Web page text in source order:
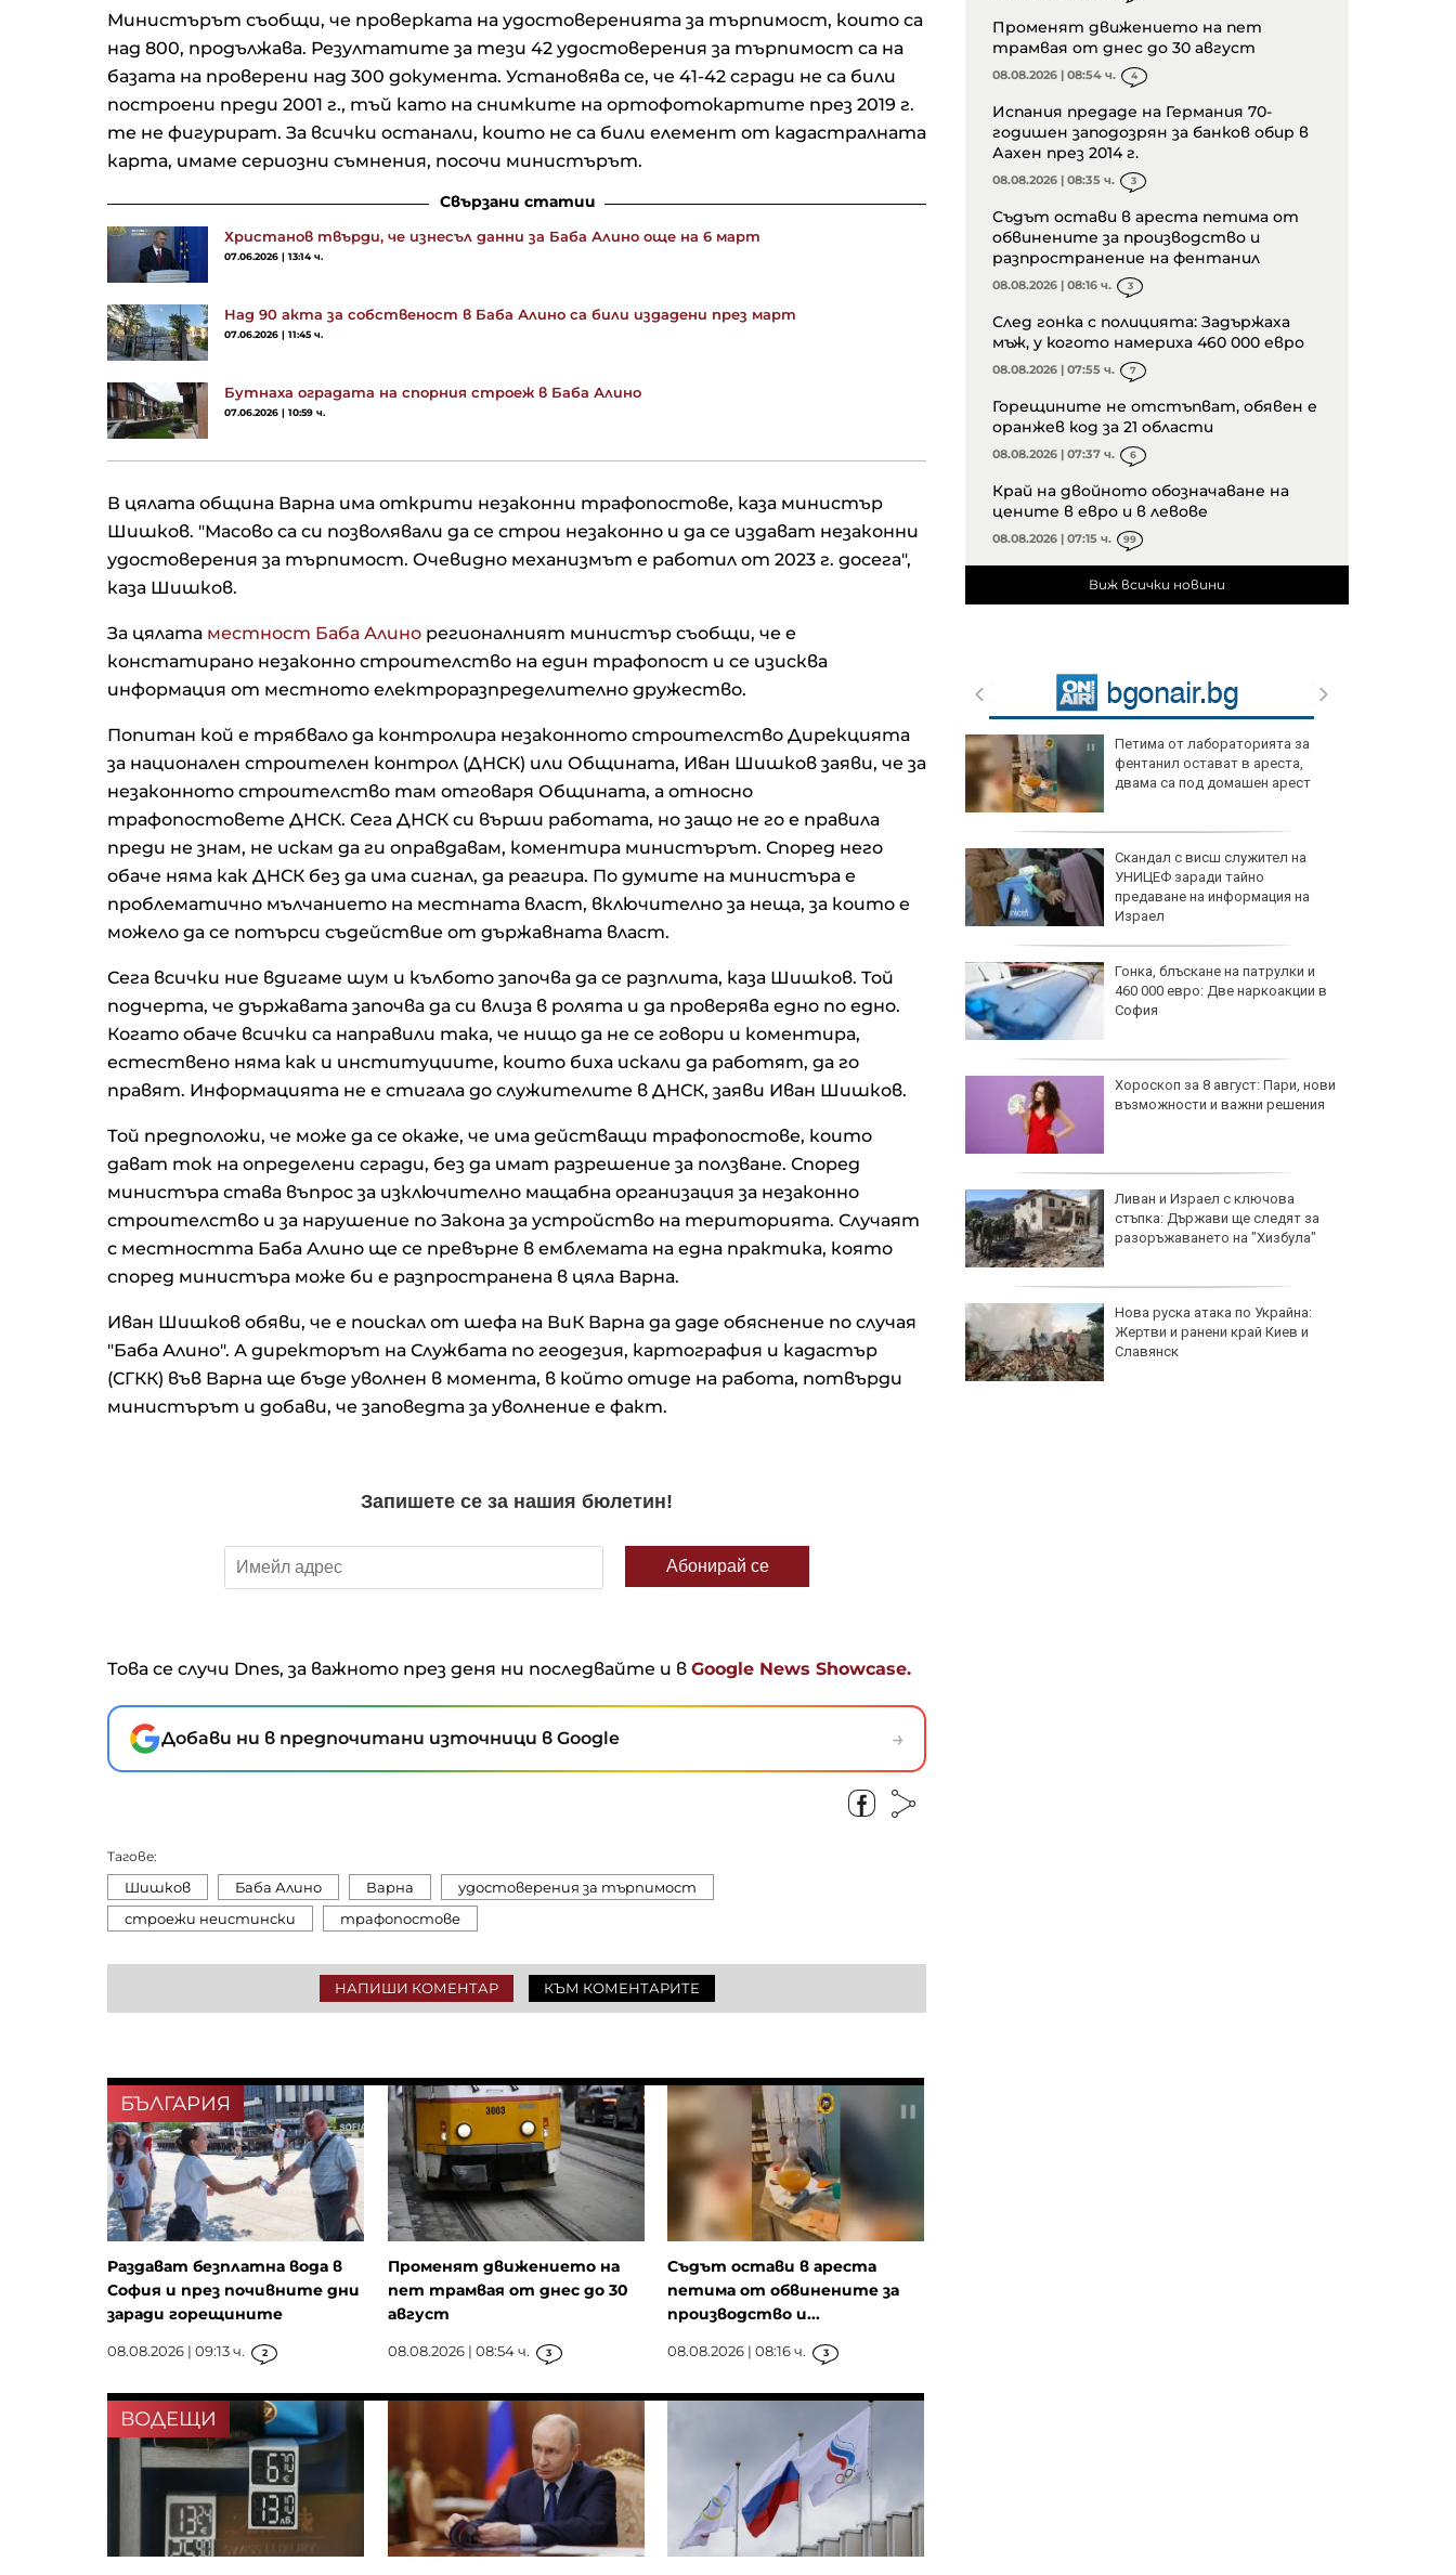
Министърът съобщи, че проверката на удостоверенията за търпимост, които са
над 800, продължава. Резултатите за тези 42 удостоверения за търпимост са на
базата на проверени над 300 документа. Установява се, че 41-42 сгради не са били
построени преди 2001 г., тъй като на снимките на ортофотокартите през 2019 г.
те не фигурират. За всички останали, които не са били елемент от кадастралната
карта, имаме сериозни съмнения, посочи министърът.
Свързани статии
Христанов твърди, че изнесъл данни за Баба Алино още на 6 март
07.06.2026 | 13:14 ч.
Над 90 акта за собственост в Баба Алино са били издадени през март
07.06.2026 | 11:45 ч.
Бутнаха оградата на спорния строеж в Баба Алино
07.06.2026 | 10:59 ч.
В цялата община Варна има открити незаконни трафопостове, каза министър
Шишков. "Масово са си позволявали да се строи незаконно и да се издават незаконни
удостоверения за търпимост. Очевидно механизмът е работил от 2023 г. досега",
каза Шишков.
За цялата местност Баба Алино регионалният министър съобщи, че е
констатирано незаконно строителство на един трафопост и се изисква
информация от местното електроразпределително дружество.
Попитан кой е трябвало да контролира незаконното строителство Дирекцията
за национален строителен контрол (ДНСК) или Общината, Иван Шишков заяви, че за
незаконното строителство там отговаря Общината, а относно
трафопостовете ДНСК. Сега ДНСК си върши работата, но защо не го е правила
преди не знам, не искам да ги оправдавам, коментира министърът. Според него
обаче няма как ДНСК без да има сигнал, да реагира. По думите на министъра е
проблематично мълчанието на местната власт, включително за неща, за които е
можело да се потърси съдействие от държавната власт.
Сега всички ние вдигаме шум и кълбото започва да се разплита, каза Шишков. Той
подчерта, че държавата започва да си влиза в ролята и да проверява едно по едно.
Когато обаче всички са направили така, че нищо да не се говори и коментира,
естествено няма как и институциите, които биха искали да работят, да го
правят. Информацията не е стигала до служителите в ДНСК, заяви Иван Шишков.
Той предположи, че може да се окаже, че има действащи трафопостове, които
дават ток на определени сгради, без да имат разрешение за ползване. Според
министъра става въпрос за изключително мащабна организация за незаконно
строителство и за нарушение по Закона за устройство на територията. Случаят
с местността Баба Алино ще се превърне в емблемата на една практика, която
според министъра може би е разпространена в цяла Варна.
Иван Шишков обяви, че е поискал от шефа на ВиК Варна да даде обяснение по случая
"Баба Алино". А директорът на Службата по геодезия, картография и кадастър
(СГКК) във Варна ще бъде уволнен в момента, в който отиде на работа, потвърди
министърът и добави, че заповедта за уволнение е факт.
Това се случи Dnes, за важното през деня ни последвайте и в Google News Showcase.
Добави ни в предпочитани източници в Google →
Тагове:
Шишков Баба Алино Варна
удостоверения за търпимост
строежи неистински
трафопостове
НАПИШИ КОМЕНТАР КЪМ КОМЕНТАРИТЕ
Променят движението на пет
трамвая от днес до 30 август
08.08.2026 | 08:54 ч. 4
Испания предаде на Германия 70-
годишен заподозрян за банков обир в
Аахен през 2014 г.
08.08.2026 | 08:35 ч. 3
Съдът остави в ареста петима от
обвинените за производство и
разпространение на фентанил
08.08.2026 | 08:16 ч. 3
След гонка с полицията: Задържаха
мъж, у когото намериха 460 000 евро
08.08.2026 | 07:55 ч. 7
Горещините не отстъпват, обявен е
оранжев код за 21 области
08.08.2026 | 07:37 ч. 6
Край на двойното обозначаване на
цените в евро и в левове
08.08.2026 | 07:15 ч. 99
Виж всички новини
Фед трябва да започне да се
вслушва в мнението на
S&P 500 записа нов рекорд в
очакване на отварянето на
Ормузкия проток
Кадър на деня за 7 август
Кредитите у нас нараснаха с
повече от 16% за година до
юни
Апелативният съд не позволи на
Тръмп да строи новата бална
зала в Белия дом
Проучване: Дълговата тежест за
германските доставчици на
авточасти расте
Петима от лабораторията за
фентанил остават в ареста,
двама са под домашен арест
Скандал с висш служител на
УНИЦЕФ заради тайно
предаване на информация на
Израел
Гонка, блъскане на патрулки и
460 000 евро: Две наркоакции в
София
Хороскоп за 8 август: Пари, нови
възможности и важни решения
Ливан и Израел с ключова
стъпка: Държави ще следят за
разоръжаването на "Хизбула"
Нова руска атака по Украйна:
Жертви и ранени край Киев и
Славянск
БЪЛГАРИЯ
Раздават безплатна вода в
София и през почивните дни
заради горещините
08.08.2026 | 09:13 ч. 2
Променят движението на
пет трамвая от днес до 30
август
08.08.2026 | 08:54 ч. 3
Съдът остави в ареста
петима от обвинените за
производство и...
08.08.2026 | 08:16 ч. 3
ВОДЕЩИ